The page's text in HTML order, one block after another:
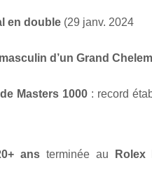
en double (29 janv. 2024
d’un Grand
Masters 1000 : record
ans terminée au Rolex